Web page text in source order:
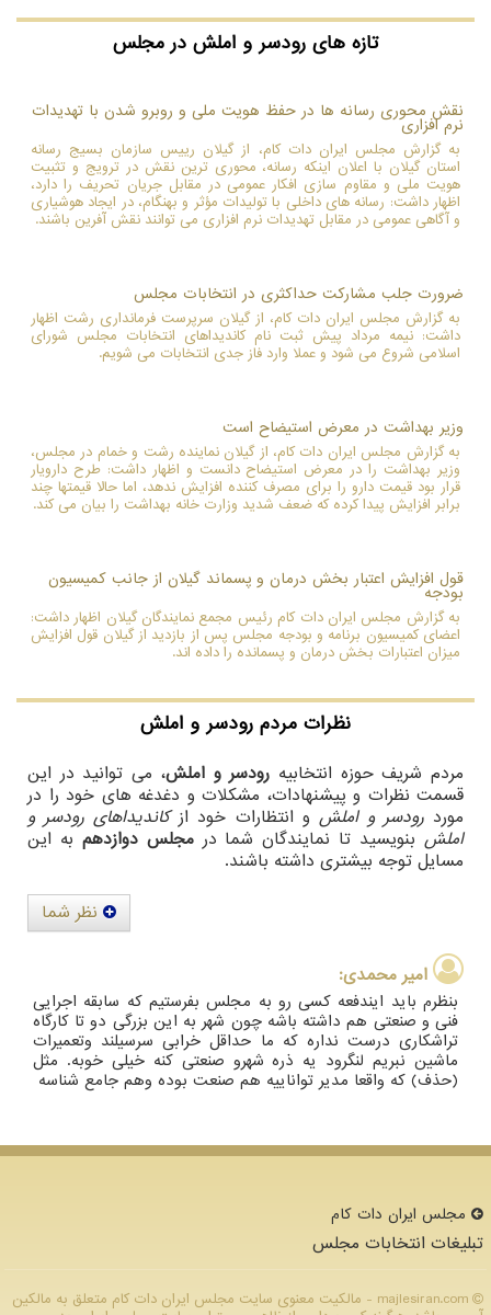
تازه های رودسر و املش در مجلس
نقش محوری رسانه ها در حفظ هویت ملی و روبرو شدن با تهدیدات
نرم افزاری
به گزارش مجلس ایران دات کام، از گیلان رییس سازمان بسیج رسانه
استان گیلان با اعلان اینکه رسانه، محوری ترین نقش در ترویج و تثبیت
هویت ملی و مقاوم سازی افکار عمومی در مقابل جریان تحریف را دارد،
اظهار داشت: رسانه های داخلی با تولیدات مؤثر و بهنگام، در ایجاد هوشیاری
و آگاهی عمومی در مقابل تهدیدات نرم افزاری می توانند نقش آفرین باشند.
ضرورت جلب مشارکت حداکثری در انتخابات مجلس
به گزارش مجلس ایران دات کام، از گیلان سرپرست فرمانداری رشت اظهار
داشت: نیمه مرداد پیش ثبت نام کاندیداهای انتخابات مجلس شورای
اسلامی شروع می شود و عملا وارد فاز جدی انتخابات می شویم.
وزیر بهداشت در معرض استیضاح است
به گزارش مجلس ایران دات کام، از گیلان نماینده رشت و خمام در مجلس،
وزیر بهداشت را در معرض استیضاح دانست و اظهار داشت: طرح دارویار
قرار بود قیمت دارو را برای مصرف کننده افزایش ندهد، اما حالا قیمتها چند
برابر افزایش پیدا کرده که ضعف شدید وزارت خانه بهداشت را بیان می کند.
قول افزایش اعتبار بخش درمان و پسماند گیلان از جانب کمیسیون
بودجه
به گزارش مجلس ایران دات کام رئیس مجمع نمایندگان گیلان اظهار داشت:
اعضای کمیسیون برنامه و بودجه مجلس پس از بازدید از گیلان قول افزایش
میزان اعتبارات بخش درمان و پسمانده را داده اند.
نظرات مردم رودسر و املش
مردم شریف حوزه انتخابیه رودسر و املش، می توانید در این
قسمت نظرات و پیشنهادات، مشکلات و دغدغه های خود را در
موردرودسر و املش و انتظارات خود ازکاندیداهای رودسر و
املش بنویسید تا نمایندگان شما درمجلس دوازدهم به این
مسایل توجه بیشتری داشته باشند.
نظر شما
امیر محمدی:
بنظرم باید ایندفعه کسی رو به مجلس بفرستیم که سابقه اجرایی
فنی و صنعتی هم داشته باشه چون شهر به این بزرگی دو تا کارگاه
تراشکاری درست نداره که ما حداقل خرابی سرسیلند وتعمیرات
ماشین نبریم لنگرود یه ذره شهرو صنعتی کنه خیلی خوبه. مثل
(حذف) که واقعا مدیر تواناییه هم صنعت بوده وهم جامع شناسه
مجلس ایران دات كام
تبلیغات انتخابات مجلس
majlesiran.com - مالکیت معنوی سایت مجلس ایران دات كام متعلق به مالکین